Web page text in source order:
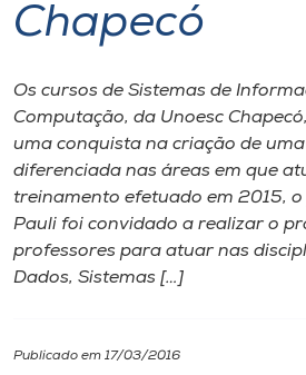
Unoesc
Internacionalização
I.nova
Diplomados
Cultura
CPA
Chapecó
Os cursos de Sistemas de
Computação, da Unoesc
uma conquista na criação de
diferenciada nas áreas em que
treinamento efetuado em 2015,
Pauli foi convidado a realizar o
professores para atuar nas
Dados, Sistemas […]
Publicado em 17/03/2016